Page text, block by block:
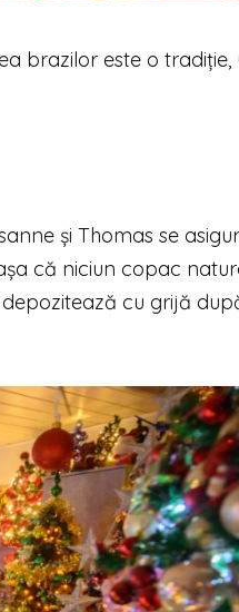
brazilor este o tradiție,
și Thomas se
că niciun copac
cu grijă